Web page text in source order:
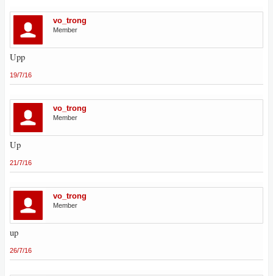
vo_trong
Member
Upp
19/7/16
vo_trong
Member
Up
21/7/16
vo_trong
Member
up
26/7/16